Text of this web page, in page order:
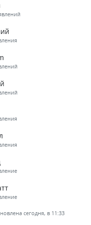
сегодня, в 11:33